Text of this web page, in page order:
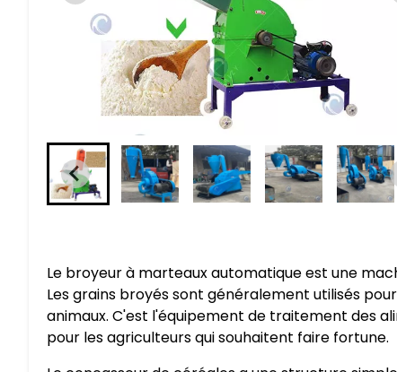
Le broyeur à marteaux automatique est une
Les grains broyés sont généralement utilisés
animaux. C'est l'équipement de traitement des
pour les agriculteurs qui souhaitent faire fortune.